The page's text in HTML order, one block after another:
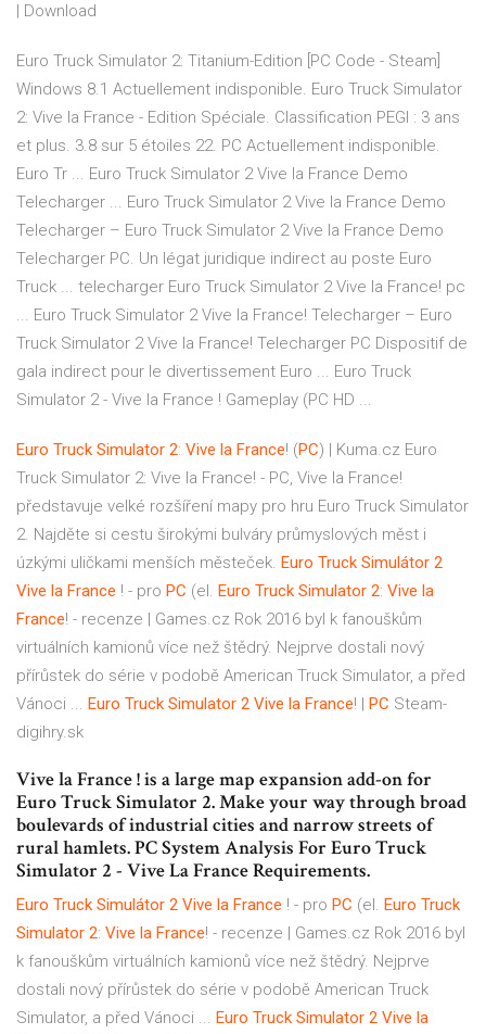
| Download
Euro Truck Simulator 2: Titanium-Edition [PC Code - Steam]
Windows 8.1 Actuellement indisponible. Euro Truck Simulator
2: Vive la France - Edition Spéciale. Classification PEGI : 3 ans
et plus. 3.8 sur 5 étoiles 22. PC Actuellement indisponible.
Euro Tr ... Euro Truck Simulator 2 Vive la France Demo
Telecharger ... Euro Truck Simulator 2 Vive la France Demo
Telecharger – Euro Truck Simulator 2 Vive la France Demo
Telecharger PC. Un légat juridique indirect au poste Euro
Truck ... telecharger Euro Truck Simulator 2 Vive la France! pc
... Euro Truck Simulator 2 Vive la France! Telecharger – Euro
Truck Simulator 2 Vive la France! Telecharger PC Dispositif de
gala indirect pour le divertissement Euro ... Euro Truck
Simulator 2 - Vive la France ! Gameplay (PC HD ...
Euro Truck Simulator 2: Vive la France! (PC) | Kuma.cz Euro
Truck Simulator 2: Vive la France! - PC, Vive la France!
představuje velké rozšíření mapy pro hru Euro Truck Simulator
2. Najděte si cestu širokými bulváry průmyslových měst i
úzkými uličkami menších městeček. Euro Truck Simulátor 2
Vive la France ! - pro PC (el. Euro Truck Simulator 2: Vive la
France! - recenze | Games.cz Rok 2016 byl k fanouškům
virtuálních kamionů více než štědrý. Nejprve dostali nový
přírůstek do série v podobě American Truck Simulator, a před
Vánoci ... Euro Truck Simulator 2 Vive la France! | PC Steam-
digihry.sk
Vive la France ! is a large map expansion add-on for
Euro Truck Simulator 2. Make your way through broad
boulevards of industrial cities and narrow streets of
rural hamlets. PC System Analysis For Euro Truck
Simulator 2 - Vive La France Requirements.
Euro Truck Simulátor 2 Vive la France ! - pro PC (el. Euro Truck
Simulator 2: Vive la France! - recenze | Games.cz Rok 2016 byl
k fanouškům virtuálních kamionů více než štědrý. Nejprve
dostali nový přírůstek do série v podobě American Truck
Simulator, a před Vánoci ... Euro Truck Simulator 2 Vive la